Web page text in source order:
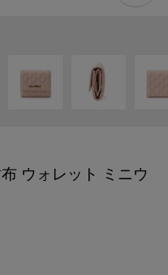
ウォレット ミニウ